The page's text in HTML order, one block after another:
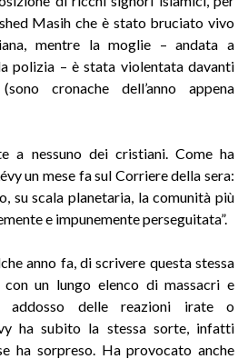
Masih che è stato bruciato vivo
mentre la moglie – andata a
polizia – è stata violentata davanti
cronache dell’anno appena
a nessuno dei cristiani. Come ha
un mese fa sul Corriere della sera:
su scala planetaria, la comunità più
e impunemente perseguitata”.
anno fa, di scrivere questa stessa
con un lungo elenco di massacri e
addosso delle reazioni irate o
ha subito la stessa sorte, infatti
ha sorpreso. Ha provocato anche